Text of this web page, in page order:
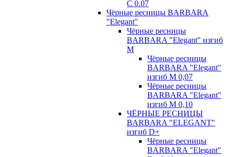
С 0.07
Чёрные ресницы BARBARA
"Elegant"
Чёрные ресницы
BARBARA "Elegant" изгиб
М
Чёрные ресницы
BARBARA "Elegant"
изгиб М 0,07
Чёрные ресницы
BARBARA "Elegant"
изгиб М 0,10
ЧЁРНЫЕ РЕСНИЦЫ
BARBARA "ELEGANT"
изгиб D+
Чёрные ресницы
BARBARA "Elegant"